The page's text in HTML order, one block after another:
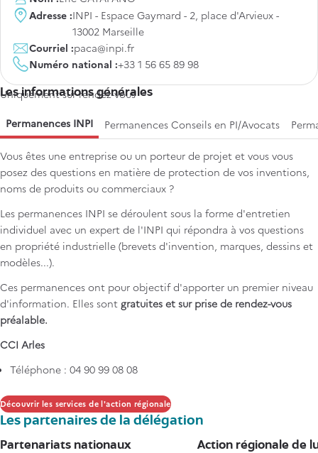
Adresse :INPI - Espace Gaymard - 2, place d'Arvieux -
13002 Marseille
Courriel :paca@inpi.fr
Numéro national :+33 1 56 65 89 98
Les informations générales
Uniquement sur rendez-vous
Permanences INPI Permanences Conseils en PI/Avocats
Vous êtes une entreprise ou un porteur de projet et vous vous
posez des questions en matière de protection de vos inventions,
noms de produits ou commerciaux ?
Les permanences INPI se déroulent sous la forme d'entretien
individuel avec un expert de l'INPI qui répondra à vos questions
en propriété industrielle (brevets d'invention, marques, dessins et
modèles...).
Ces permanences ont pour objectif d'apporter un premier niveau
d'information. Elles sont gratuites et sur prise de rendez-vous
préalable.
CCI Arles
Téléphone : 04 90 99 08 08
Découvrir les services de l'action régionale
Les partenaires de la délégation
Partenariats nationaux
Action régionale de